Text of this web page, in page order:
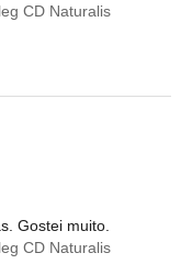
CD Naturalis
Gostei muito.
CD Naturalis